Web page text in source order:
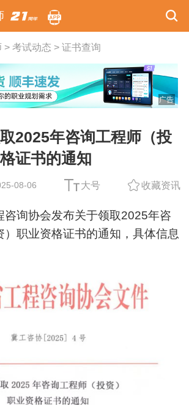
> 考试动态 > 证书查询
广告
2025年咨询工程师（投
证书的通知
08-06 大号 收藏资讯
询协会发布关于领取2025年咨
）职业资格证书的通知，具体信息